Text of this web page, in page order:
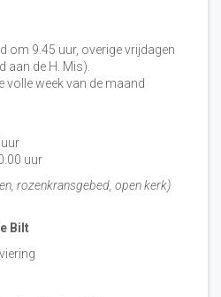
om 9.45 uur, overige vrijdagen
de H. Mis).
volle week van de maand
uur
rozenkransgebed, open kerk)
Bilt